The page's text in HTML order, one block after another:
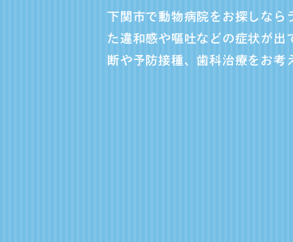
下関市で動物病院をお探しなら
た違和感や嘔吐などの症状が出
断や予防接種、歯科治療をお考